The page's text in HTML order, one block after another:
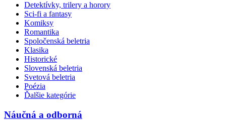
Detektívky, trilery a horory
Sci-fi a fantasy
Komiksy
Romantika
Spoločenská beletria
Klasika
Historické
Slovenská beletria
Svetová beletria
Poézia
Ďalšie kategórie
Náučná a odborná